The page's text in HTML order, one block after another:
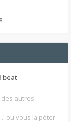
beat
autres
ou vous la péter